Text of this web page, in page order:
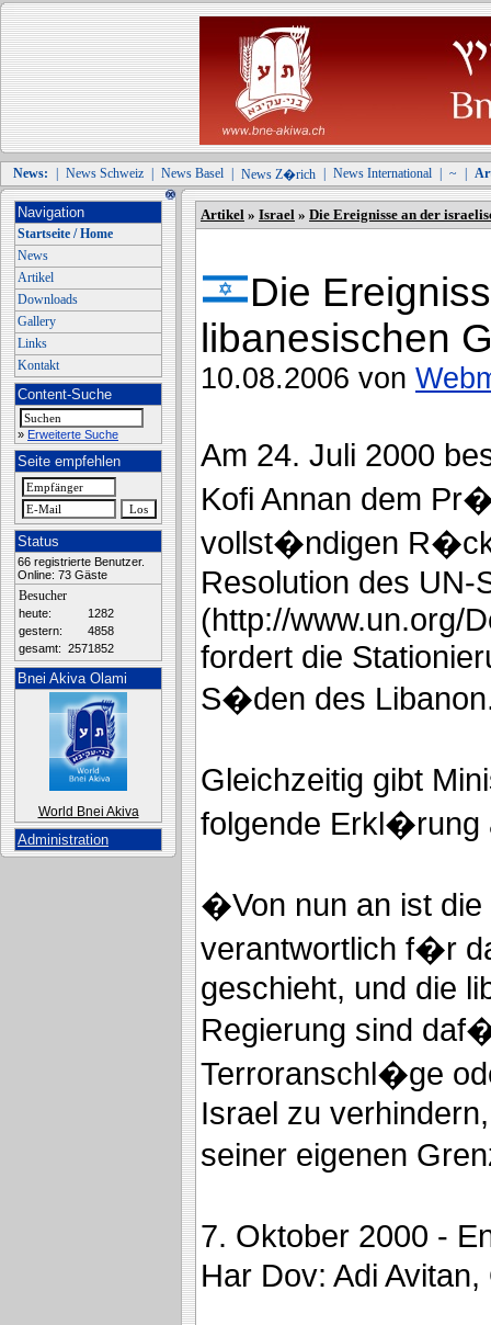
News: News Schweiz News Basel News Z�rich News International ~
Navigation
Startseite / Home
News
Artikel
Downloads
Gallery
Links
Kontakt
Content-Suche
» Erweiterte Suche
Seite empfehlen
Status
66 registrierte Benutzer.
Online: 73 Gäste
Besucher
heute:
1282
gestern:
4858
gesamt: 2571852
Bnei Akiva Olami
World Bnei Akiva
Administration
Artikel » Israel » Die Ereignisse an der
Die
libanesischen
10.08.2006 von
Am 24. Juli 2000
Kofi Annan dem
vollst�ndigen
Resolution des UN-
(http://www.un.org/
fordert die
S�den des
Gleichzeitig gibt
folgende Erkl�rung
�Von nun an ist die
verantwortlich f�r
geschieht, und die
Regierung sind
Terroranschl�ge
Israel zu
seiner eigenen
7. Oktober 2000 -
Har Dov: Adi